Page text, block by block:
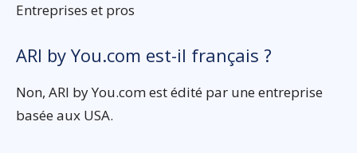
Entreprises et pros
ARI by You.com est-il français ?
Non, ARI by You.com est édité par une entreprise
basée aux USA.